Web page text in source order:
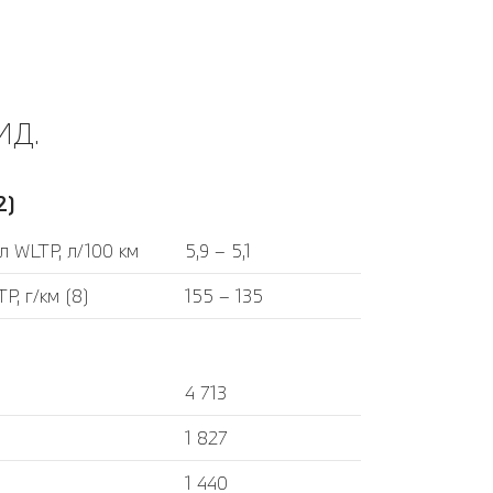
WLTP, л/100 км
5,9 – 5,1
г/км (8)
155 – 135
4 713
1 827
1 440